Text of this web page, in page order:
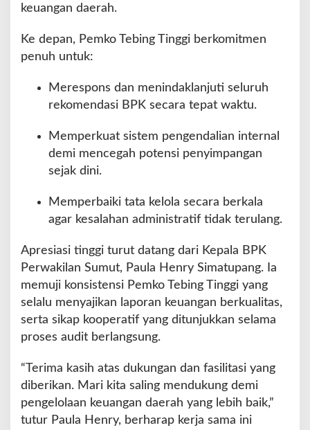
keuangan daerah.
Ke depan, Pemko Tebing Tinggi berkomitmen
penuh untuk:
Merespons dan menindaklanjuti seluruh
rekomendasi BPK secara tepat waktu.
Memperkuat sistem pengendalian internal
demi mencegah potensi penyimpangan
sejak dini.
Memperbaiki tata kelola secara berkala
agar kesalahan administratif tidak terulang.
Apresiasi tinggi turut datang dari Kepala BPK
Perwakilan Sumut, Paula Henry Simatupang. Ia
memuji konsistensi Pemko Tebing Tinggi yang
selalu menyajikan laporan keuangan berkualitas,
serta sikap kooperatif yang ditunjukkan selama
proses audit berlangsung.
“Terima kasih atas dukungan dan fasilitasi yang
diberikan. Mari kita saling mendukung demi
pengelolaan keuangan daerah yang lebih baik,”
tutur Paula Henry, berharap kerja sama ini